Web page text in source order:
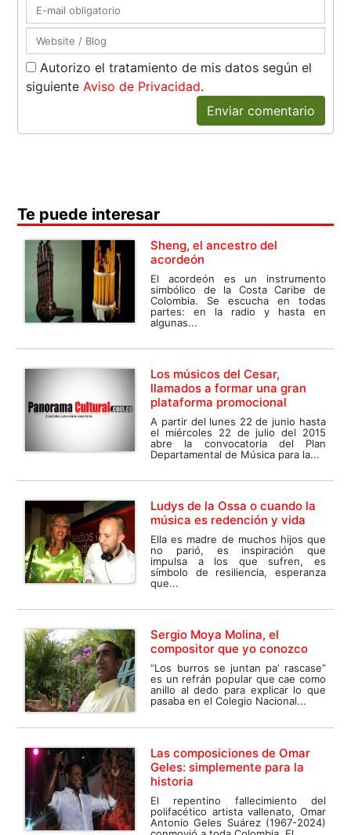
Autorizo el tratamiento de mis datos según el
siguienteAviso de Privacidad.
Enviar comentario
Te puede interesar
Sheng, el ancestro del
acordeón
El acordeón es un instrumento
simbólico de la Costa Caribe de
Colombia. Se escucha en todas
partes: en la radio y hasta en
algunas...
Los músicos del Cesar,
llamados a formar una gran
plataforma promocional
A partir del lunes 22 de junio hasta
el miércoles 22 de julio del 2015
abre la convocatoria del Plan
Departamental de Música para la...
Ludys de la Ossa o cuando la
música es redención y vida
Ella es madre de muchos hijos que
no parió, es inspiración que
impulsa a los que sufren, es
símbolo de resiliencia, esperanza
que...
Sergio Moya Molina, el
compositor que yo conozco
“Los burros se juntan pa’ rascase”
es un refrán popular que cae como
anillo al dedo para explicar lo que
pasaba en el Colegio Nacional...
Las composiciones de Omar
Geles: simplemente para la
historia
El repentino fallecimiento del
polifacético artista vallenato, Omar
Antonio Geles Suárez (1967-2024)